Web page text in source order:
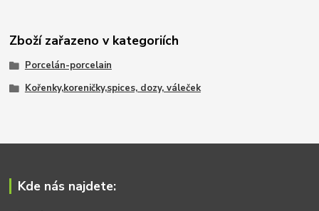
Zboží zařazeno v kategoriích
Porcelán-porcelain
Kořenky,koreničky,spices, dozy, váleček
Kde nás najdete: